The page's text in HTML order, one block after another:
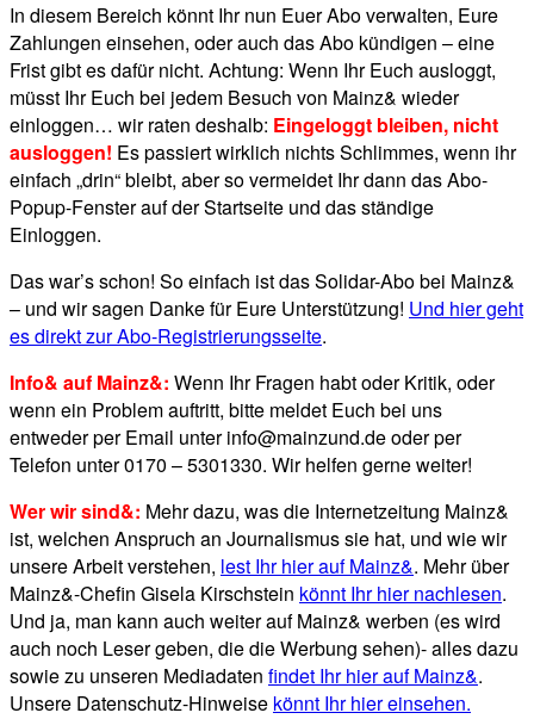
In diesem Bereich könnt Ihr nun Euer Abo verwalten, Eure
Zahlungen einsehen, oder auch das Abo kündigen – eine
Frist gibt es dafür nicht. Achtung: Wenn Ihr Euch ausloggt,
müsst Ihr Euch bei jedem Besuch von Mainz& wieder
einloggen… wir raten deshalb: Eingeloggt bleiben, nicht
ausloggen! Es passiert wirklich nichts Schlimmes, wenn ihr
einfach „drin“ bleibt, aber so vermeidet Ihr dann das Abo-
Popup-Fenster auf der Startseite und das ständige
Einloggen.
Das war’s schon! So einfach ist das Solidar-Abo bei Mainz&
– und wir sagen Danke für Eure Unterstützung! Und hier geht
es direkt zur Abo-Registrierungsseite.
Info& auf Mainz&: Wenn Ihr Fragen habt oder Kritik, oder
wenn ein Problem auftritt, bitte meldet Euch bei uns
entweder per Email unter info@mainzund.de oder per
Telefon unter 0170 – 5301330. Wir helfen gerne weiter!
Wer wir sind&: Mehr dazu, was die Internetzeitung Mainz&
ist, welchen Anspruch an Journalismus sie hat, und wie wir
unsere Arbeit verstehen, lest Ihr hier auf Mainz&. Mehr über
Mainz&-Chefin Gisela Kirschstein könnt Ihr hier nachlesen.
Und ja, man kann auch weiter auf Mainz& werben (es wird
auch noch Leser geben, die die Werbung sehen)- alles dazu
sowie zu unseren Mediadaten findet Ihr hier auf Mainz&.
Unsere Datenschutz-Hinweise könnt Ihr hier einsehen.